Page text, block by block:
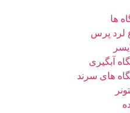
ها
لرد پرس
آبگیری
های سرند